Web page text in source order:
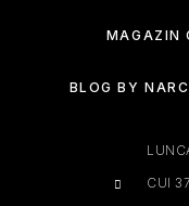
MAGAZIN
BLOG BY
CUI